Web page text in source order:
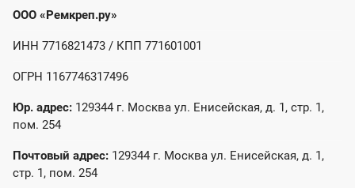
ООО «Ремкреп.ру»
ИНН 7716821473 / КПП 771601001
ОГРН 1167746317496
Юр. адрес: 129344 г. Москва ул. Енисейская, д. 1, стр. 1,
пом. 254
Почтовый адрес: 129344 г. Москва ул. Енисейская, д. 1,
стр. 1, пом. 254